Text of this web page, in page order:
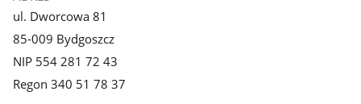
ul. Dworcowa 81
85-009 Bydgoszcz
NIP 554 281 72 43
Regon 340 51 78 37